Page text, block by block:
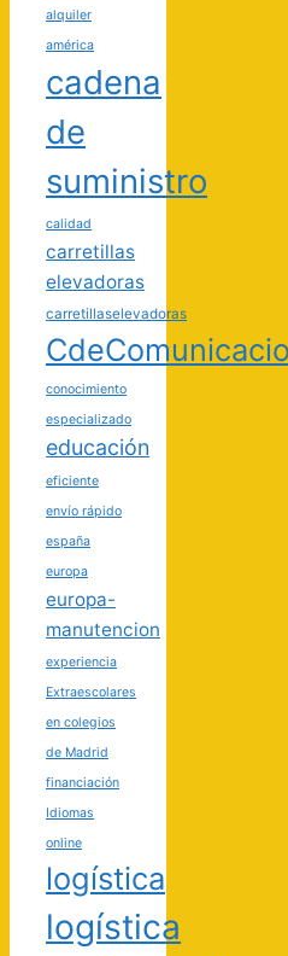
alquiler
américa
cadena
de
suministro
calidad
carretillas
elevadoras
carretillaselevadoras
conocimiento
especializado
educación
eficiente
envío rápido
españa
europa
europa-
manutencion
experiencia
Extraescolares
en colegios
de Madrid
financiación
Idiomas
online
logística
logística